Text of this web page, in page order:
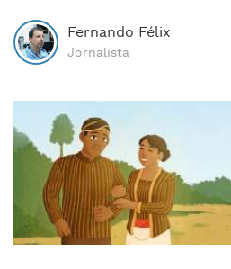
Fernando Félix
Jornalista